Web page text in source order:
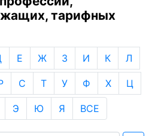
тарифных
Е Ж З И К Л
С Т У Ф Х Ц
Э Ю Я ВСЕ